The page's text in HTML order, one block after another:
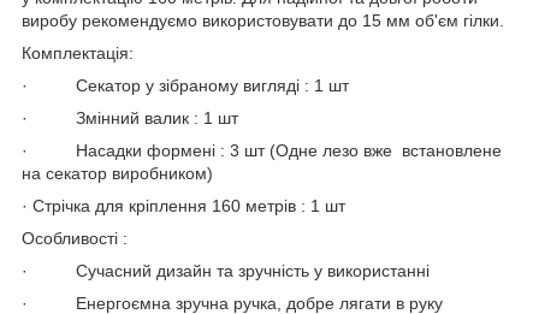
виробу рекомендуємо використовувати до 15 мм об'єм гілки.
Комплектація:
· Секатор у зібраному вигляді : 1 шт
· Змінний валик : 1 шт
· Насадки формені : 3 шт (Одне лезо вже встановлене
на секатор виробником)
· Стрічка для кріплення 160 метрів : 1 шт
Особливості :
· Сучасний дизайн та зручність у використанні
· Енергоємна зручна ручка, добре лягати в руку